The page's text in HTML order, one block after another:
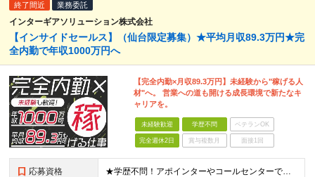
終了間近 業務委託
インターギアソリューション株式会社
【インサイドセールス】（仙台限定募集）★平均月収89.3万円★完
全内勤で年収1000万円へ
【完全内勤×月収89.3万円】未経験から"稼げる人
材"へ。 営業への道も開ける成長環境で新たなキ
ャリアを。
未経験歓迎 学歴不問 ベテランOK
完全週休2日 賞与複数月 面接1回
応募資格 ★学歴不問！アポインターやコールセンターでの実務経験がある方歓迎！ ★未経験OK ■努力が正当に評価される環境で働きたい ■明確な成果報酬で、頑張った分だけ稼ぎたい ■電話でのコミュニケーションに抵